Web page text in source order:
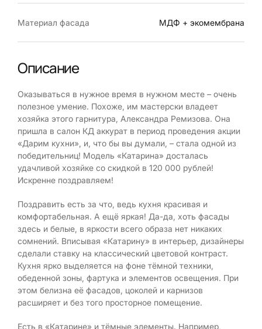
Материал фасада МДФ + экомембрана
Описание
Оказываться в нужное время в нужном месте – очень
полезное умение. Похоже, им мастерски владеет
хозяйка этого гарнитура, Александра Ремизова. Она
пришла в салон КД аккурат в период проведения акции
«Дарим кухни», и, что бы вы думали, – стала одной из
победительниц! Модель «Катарина» досталась
удачливой хозяйке со скидкой в 120 000 рублей!
Искренне поздравляем!
Поздравить есть за что, ведь кухня красивая и
комфортабельная. А ещё яркая! Да-да, хоть фасады
здесь и белые, в яркости всего образа нет никаких
сомнений. Вписывая «Катарину» в интерьер, дизайнеры
сделали ставку на классический цветовой контраст.
Кухня ярко выделяется на фоне тёмной техники,
обеденной зоны, фартука и элементов освещения. При
этом белизна её фасадов, цоколей и карнизов
расширяет и без того просторное помещение.
Есть в «Катарине» и тёмные элементы. Например,